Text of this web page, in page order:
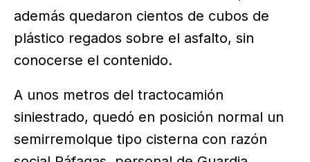
además quedaron cientos de cubos de
plástico regados sobre el asfalto, sin
conocerse el contenido.
A unos metros del tractocamión
siniestrado, quedó en posición normal un
semirremolque tipo cisterna con razón